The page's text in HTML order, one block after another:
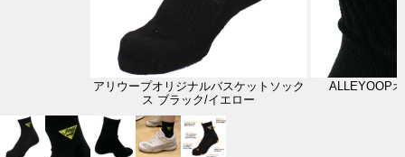
アリウープオリジナルバスケットソック
ス ブラック/イエロー
ALLEYOOP